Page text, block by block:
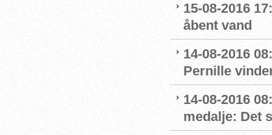
15-08-2016
åbent vand
14-08-2016
Pernille
14-08-2016
medalje: Det